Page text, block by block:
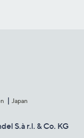
Japan
S.à r.l. & Co. KG